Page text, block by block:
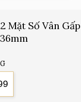
Mặt Số Vân Gấp